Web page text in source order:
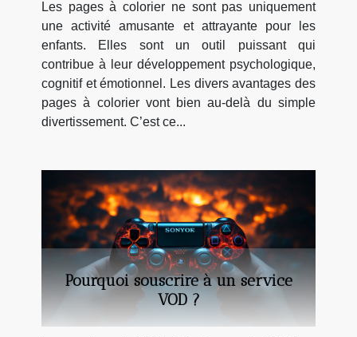
Les pages à colorier ne sont pas uniquement
une activité amusante et attrayante pour les
enfants. Elles sont un outil puissant qui
contribue à leur développement psychologique,
cognitif et émotionnel. Les divers avantages des
pages à colorier vont bien au-delà du simple
divertissement. C’est ce...
Pourquoi souscrire à un service
VOD ?